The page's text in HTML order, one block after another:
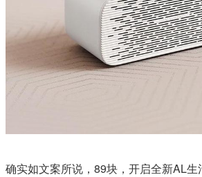
确实如文案所说，89块，开启全新AL